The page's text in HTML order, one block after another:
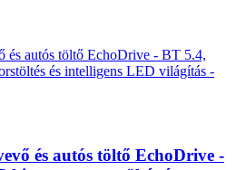
és autós töltő EchoDrive -